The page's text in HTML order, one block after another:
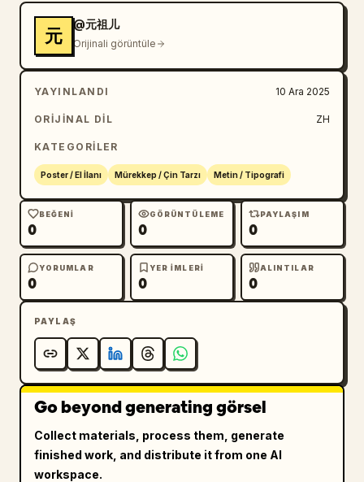
元
@元祖儿
Orijinali görüntüle
YAYINLANDI 10 Ara 2025
ORIJINAL DIL ZH
KATEGORILER
Poster / El İlanı Mürekkep / Çin Tarzı Metin / Tipografi
BEĞENI
0
GÖRÜNTÜLEME
0
PAYLAŞIM
0
YORUMLAR
0
YER IMLERI
0
ALINTILAR
0
PAYLAŞ
Go beyond generating görsel
Collect materials, process them, generate
finished work, and distribute it from one AI
workspace.